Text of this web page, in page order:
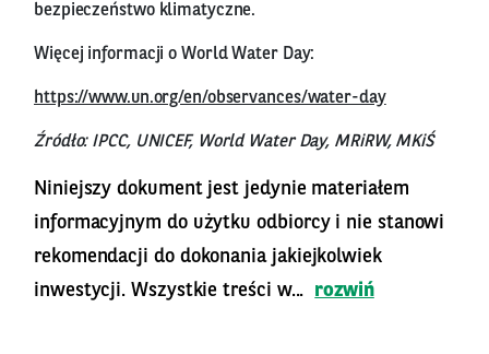
bezpieczeństwo klimatyczne.
Więcej informacji o World Water Day:
https://www.un.org/en/observances/water-day
Źródło: IPCC, UNICEF, World Water Day, MRiRW, MKiŚ
Niniejszy dokument jest jedynie materiałem
informacyjnym do użytku odbiorcy i nie stanowi
rekomendacji do dokonania jakiejkolwiek
inwestycji. Wszystkie treści w...
rozwiń